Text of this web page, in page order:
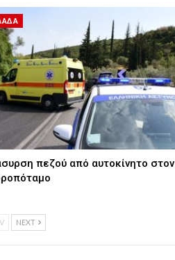
πεζού από αυτοκίνητο στον
NEXT